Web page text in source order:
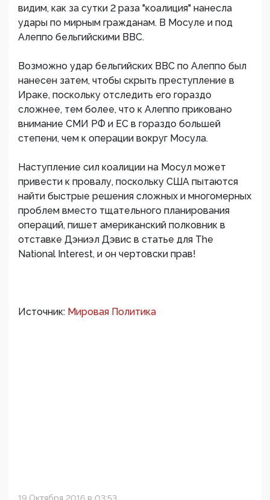
видим, как за сутки 2 раза "коалиция" нанесла
удары по мирным гражданам. В Мосуле и под
Алеппо бельгийскими ВВС.
Возможно удар бельгийских ВВС по Алеппо был
нанесен затем, чтобы скрыть преступление в
Ираке, поскольку отследить его гораздо
сложнее, тем более, что к Алеппо приковано
внимание СМИ РФ и ЕС в гораздо большей
степени, чем к операции вокруг Мосула.
Наступление сил коалиции на Мосул может
привести к провалу, поскольку США пытаются
найти быстрые решения сложных и многомерных
проблем вместо тщательного планирования
операций, пишет американский полковник в
отставке Дэниэл Дэвис в статье для The
National Interest, и он чертовски прав!
Источник: Мировая Политика